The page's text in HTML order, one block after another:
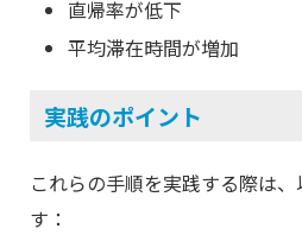
直帰率が低下
平均滞在時間が増加
実践のポイント
これらの手順を実践する際は
す：